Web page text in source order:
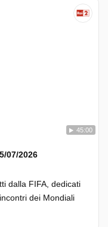
45:00
07/2026
dalla FIFA, dedicati
dei Mondiali